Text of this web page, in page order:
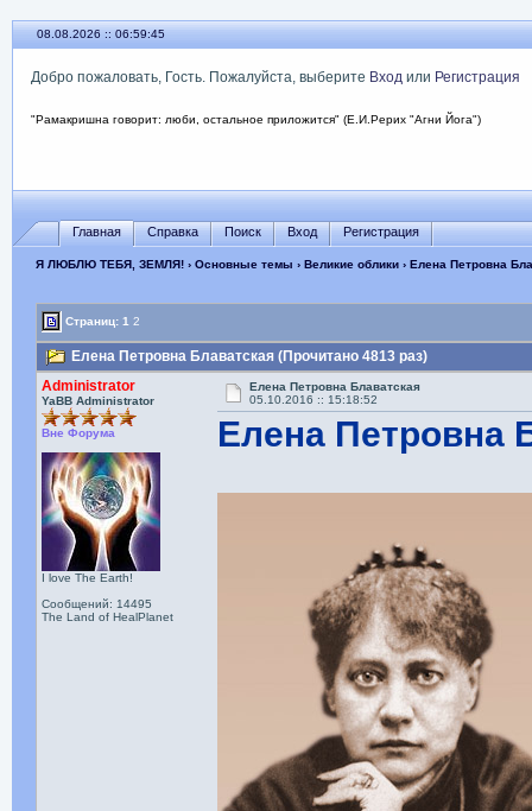
08.08.2026 :: 06:59:46
Добро пожаловать, Гость. Пожалуйста, выберите Входили Регистрация
"Рамакришна говорит: люби, остальное приложится" (Е.И.Рерих "Агни Йога")
Главная Справка Поиск Вход Регистрация
Я ЛЮБЛЮ ТЕБЯ, ЗЕМЛЯ!› Основные темы › Великие облики› Елена Петровна
Страниц:1 2
Елена Петровна Блаватская (Прочитано 4813 раз)
Administrator
YaBB Administrator
Вне Форума
I love The Earth!
Сообщений: 14495
The Land of HealPlanet
Елена Петровна Блаватская
05.10.2016 :: 15:18:52
Елена Петровна